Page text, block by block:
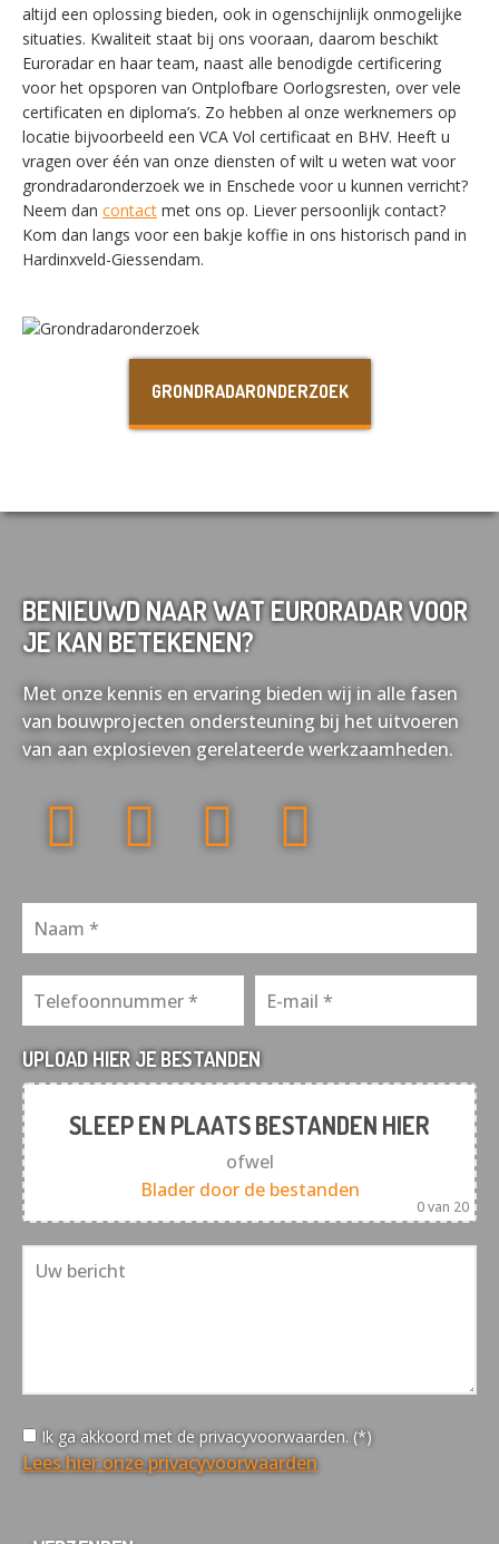
altijd een oplossing bieden, ook in ogenschijnlijk onmogelijke
situaties. Kwaliteit staat bij ons vooraan, daarom beschikt
Euroradar en haar team, naast alle benodigde certificering
voor het opsporen van Ontplofbare Oorlogsresten, over vele
certificaten en diploma’s. Zo hebben al onze werknemers op
locatie bijvoorbeeld een VCA Vol certificaat en BHV. Heeft u
vragen over één van onze diensten of wilt u weten wat voor
grondradaronderzoek we in Enschede voor u kunnen verricht?
Neem dan contact met ons op. Liever persoonlijk contact?
Kom dan langs voor een bakje koffie in ons historisch pand in
Hardinxveld-Giessendam.
GRONDRADARONDERZOEK
BENIEUWD NAAR WAT EURORADAR VOOR
JE KAN BETEKENEN?
Met onze kennis en ervaring bieden wij in alle fasen
van bouwprojecten ondersteuning bij het uitvoeren
van aan explosieven gerelateerde werkzaamheden.
UPLOAD HIER JE BESTANDEN
SLEEP EN PLAATS BESTANDEN HIER
ofwel
Blader door de bestanden
0van 20
Ik ga akkoord met de privacyvoorwaarden. (*)
Lees hier onze privacyvoorwaarden
SWITCH THE LANGUAGE